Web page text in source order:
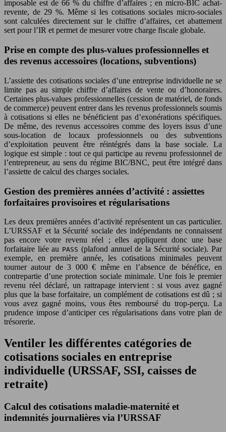
imposable est de 66 % du chiffre d’affaires ; en micro-BIC achat-
revente, de 29 %. Même si les cotisations sociales micro-sociales
sont calculées directement sur le chiffre d’affaires, cet abattement
sert pour l’IR et permet de mesurer votre charge fiscale globale.
Prise en compte des plus-values professionnelles et
des revenus accessoires (locations, subventions)
L’assiette des cotisations sociales d’une entreprise individuelle ne se
limite pas au simple chiffre d’affaires de vente ou d’honoraires.
Certaines plus-values professionnelles (cession de matériel, de fonds
de commerce) peuvent entrer dans les revenus professionnels soumis
à cotisations si elles ne bénéficient pas d’exonérations spécifiques.
De même, des revenus accessoires comme des loyers issus d’une
sous-location de locaux professionnels ou des subventions
d’exploitation peuvent être réintégrés dans la base sociale. La
logique est simple : tout ce qui participe au revenu professionnel de
l’entrepreneur, au sens du régime BIC/BNC, peut être intégré dans
l’assiette de calcul des charges sociales.
Gestion des premières années d’activité : assiettes
forfaitaires provisoires et régularisations
Les deux premières années d’activité représentent un cas particulier.
L’URSSAF et la Sécurité sociale des indépendants ne connaissent
pas encore votre revenu réel ; elles appliquent donc une base
forfaitaire liée au PASS (plafond annuel de la Sécurité sociale). Par
exemple, en première année, les cotisations minimales peuvent
tourner autour de 3 000 € même en l’absence de bénéfice, en
contrepartie d’une protection sociale minimale. Une fois le premier
revenu réel déclaré, un rattrapage intervient : si vous avez gagné
plus que la base forfaitaire, un complément de cotisations est dû ; si
vous avez gagné moins, vous êtes remboursé du trop-perçu. La
prudence impose d’anticiper ces régularisations dans votre plan de
trésorerie.
Ventiler les différentes catégories de
cotisations sociales en entreprise
individuelle (URSSAF, SSI, caisses de
retraite)
Calcul des cotisations maladie-maternité et
indemnités journalières via l’URSSAF